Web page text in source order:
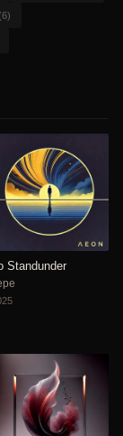
(6)
Standunder